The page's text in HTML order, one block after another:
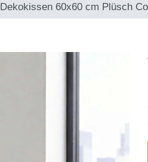
Dekokissen 60x60 cm Plüsch